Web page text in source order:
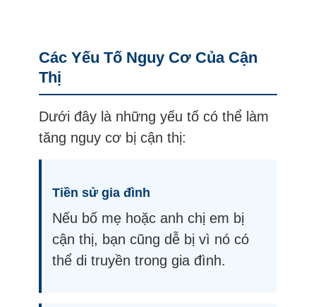
Các Yếu Tố Nguy Cơ Của Cận
Thị
Dưới đây là những yếu tố có thể làm
tăng nguy cơ bị cận thị:
Tiền sử gia đình
Nếu bố mẹ hoặc anh chị em bị
cận thị, bạn cũng dễ bị vì nó có
thể di truyền trong gia đình.